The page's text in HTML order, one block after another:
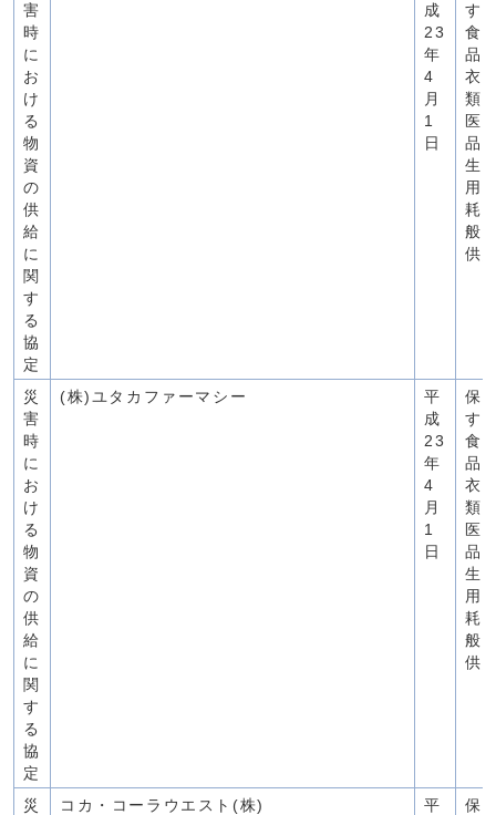
害
時
に
お
け
る
物
資
の
供
給
に
関
す
る
協
定
成
23
年
4
月
1
日
す
食
品
衣
類
医
品
生
用
耗
般
供
災
害
時
に
お
け
る
物
資
の
供
給
に
関
す
る
協
定
(株)ユタカファーマシー
平
成
23
年
4
月
1
日
保
す
食
品
衣
類
医
品
生
用
耗
般
供
災
コカ・コーラウエスト(株)
平
保